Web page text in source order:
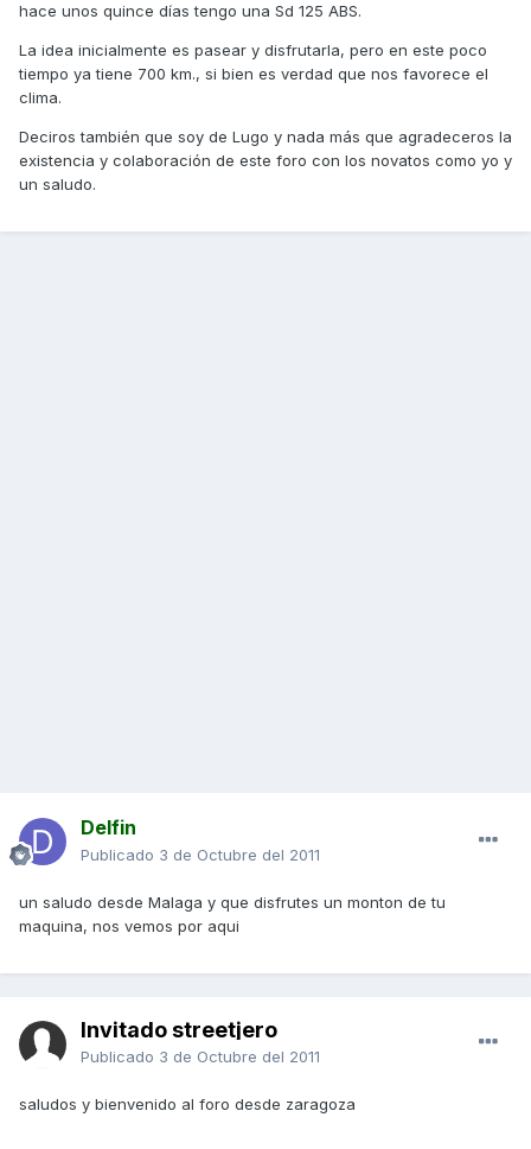
hace unos quince días tengo una Sd 125 ABS.
La idea inicialmente es pasear y disfrutarla, pero en este poco
tiempo ya tiene 700 km., si bien es verdad que nos favorece el
clima.
Deciros también que soy de Lugo y nada más que agradeceros la
existencia y colaboración de este foro con los novatos como yo y
un saludo.
Delfin
Publicado 3 de Octubre del 2011
un saludo desde Malaga y que disfrutes un monton de tu
maquina, nos vemos por aqui
Invitado streetjero
Publicado 3 de Octubre del 2011
saludos y bienvenido al foro desde zaragoza